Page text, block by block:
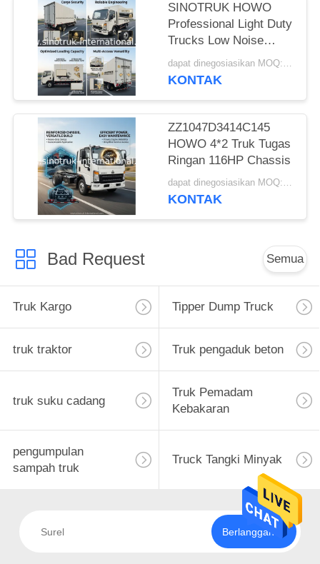
SINOTRUK HOWO
Professional Light Duty
Trucks Low Noise
Untuk Bisnis
Konstruksi RHD
dapat dinegosiasikan MOQ:1 UNIT
KONTAK
ZZ1047D3414C145
HOWO 4*2 Truk Tugas
Ringan 116HP Chassis
dapat dinegosiasikan MOQ:1 bersatu
KONTAK
Bad Request Semua
Truk Kargo Tipper Dump Truck
truk traktor Truk pengaduk beton
truk suku cadang
Truk Pemadam
Kebakaran
pengumpulan
sampah truk
Truck Tangki Minyak
Berlangganan